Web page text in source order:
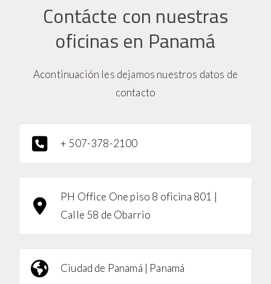
Contácte con nuestras
oficinas en Panamá
Acontinuación les dejamos nuestros datos de
contacto
+ 507-378-2100
PH Office One piso 8 oficina 801 |
Calle 58 de Obarrio
Ciudad de Panamá | Panamá